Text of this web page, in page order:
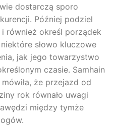
dostarczą sporo
Później podziel
również określ porządek
słowo kluczowe
jak jego towarzystwo
czasie. Samhain
że przejazd od
rok równało uwagi
między tymże